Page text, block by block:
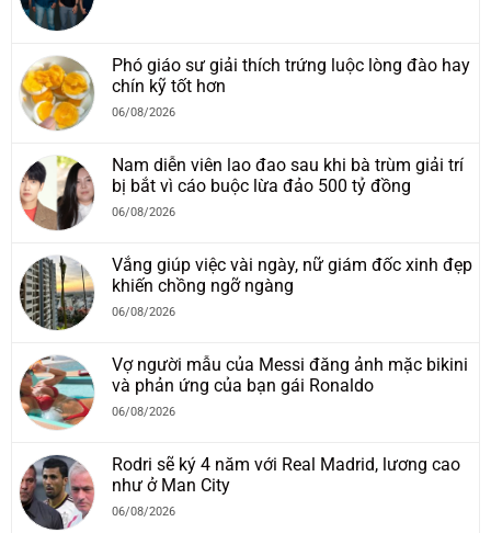
Phó giáo sư giải thích trứng luộc lòng đào hay
chín kỹ tốt hơn
06/08/2026
Nam diễn viên lao đao sau khi bà trùm giải trí
bị bắt vì cáo buộc lừa đảo 500 tỷ đồng
06/08/2026
Vắng giúp việc vài ngày, nữ giám đốc xinh đẹp
khiến chồng ngỡ ngàng
06/08/2026
Vợ người mẫu của Messi đăng ảnh mặc bikini
và phản ứng của bạn gái Ronaldo
06/08/2026
Rodri sẽ ký 4 năm với Real Madrid, lương cao
như ở Man City
06/08/2026